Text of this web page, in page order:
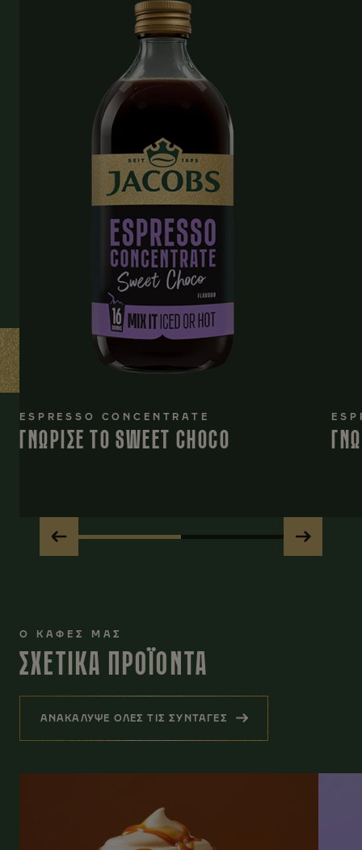
ESPRESSO CONCENTRATE
ΓΝΩΡΙΣΕ ΤΟ SWEET CHOCO
Ο ΚΑΦΕΣ ΜΑΣ
ΣΧΕΤΙΚΑ ΠΡΟΪΟΝΤΑ
ΑΝΑΚΑΛΥΨΕ ΟΛΕΣ ΤΙΣ ΣΥΝΤΑΓΕΣ